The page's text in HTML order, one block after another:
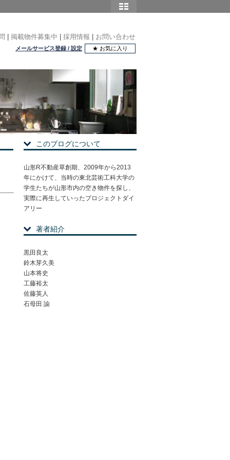
掲載物件募集中 採用情報 お問い合わせ
メールサービス登録 / 設定 ★ お気に入り
このブログについて
山形R不動産草創期、2009年から2013
年にかけて、当時の東北芸術工科大学の
学生たちが山形市内の空き物件を探し、
実際に再生していったプロジェクトダイ
アリー
著者紹介
黒田良太
鈴木芽久美
山本将史
工藤裕太
佐藤英人
石母田 諭